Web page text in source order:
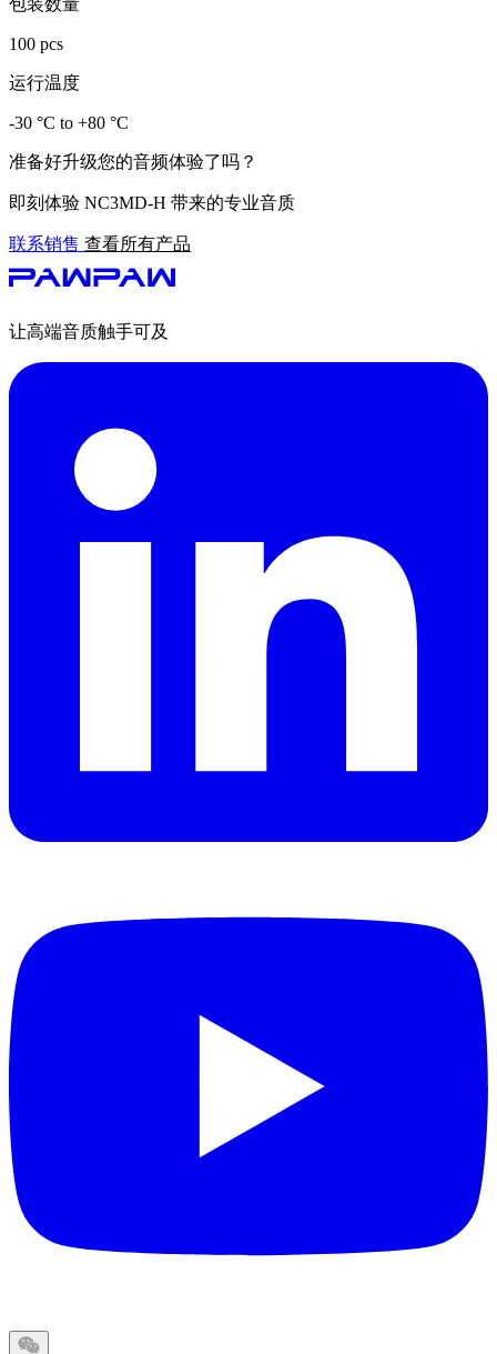
100 pcs
运行温度
-30 °C to +80 °C
准备好升级您的音频体验了吗？
即刻体验 NC3MD-H 带来的专业音质
联系销售 查看所有产品
让高端音质触手可及